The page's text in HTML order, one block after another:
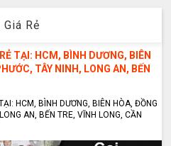
Rẻ
TẠI: HCM, BÌNH DƯƠNG, BIÊN
TÂY NINH, LONG AN, BẾN
HCM, BÌNH DƯƠNG, BIÊN HÒA, ĐỒNG
AN, BẾN TRE, VĨNH LONG, CẦN